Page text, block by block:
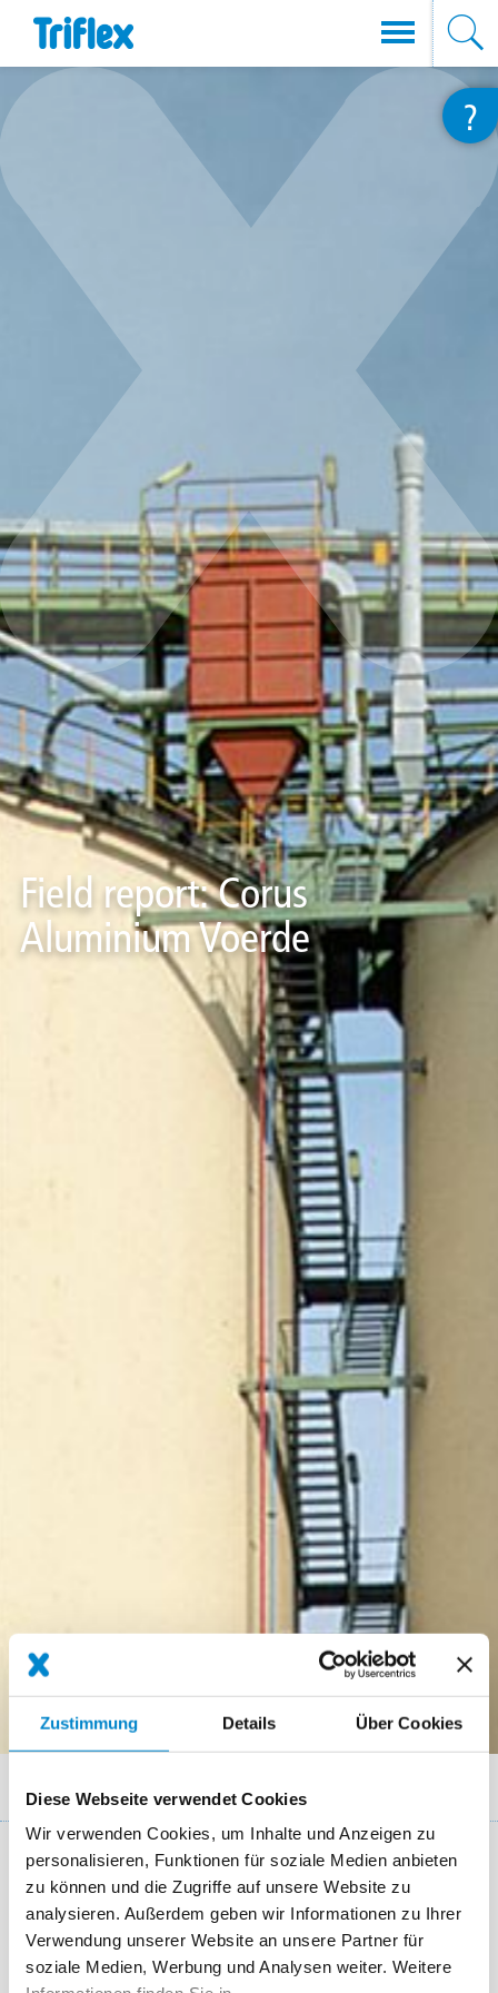
Zustimmung Details Über Cookies
Diese Webseite verwendet Cookies
Wir verwenden Cookies, um Inhalte und Anzeigen zu
personalisieren, Funktionen für soziale Medien anbieten
zu können und die Zugriffe auf unsere Website zu
analysieren. Außerdem geben wir Informationen zu Ihrer
Verwendung unserer Website an unsere Partner für
soziale Medien, Werbung und Analysen weiter. Weitere
Direkt
zum
Inhalt
Field report: Corus
Aluminium Voerde
Breadcrumb
Key facts: Refurbishment of a silo roof
Ort Voerde
System Triflex ProTect
?